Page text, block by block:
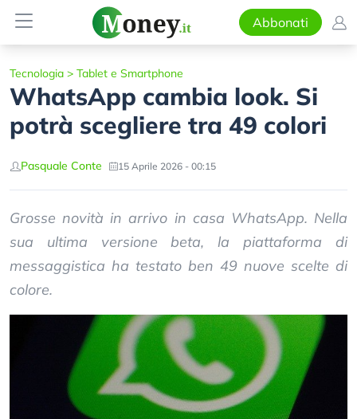
Abbonati
Tecnologia > Tablet e Smartphone
WhatsApp cambia look. Si
potrà scegliere tra 49 colori
Pasquale Conte 15 Aprile 2026 - 00:15
Grosse novità in arrivo in casa WhatsApp. Nella
sua ultima versione beta, la piattaforma di
messaggistica ha testato ben 49 nuove scelte di
colore.